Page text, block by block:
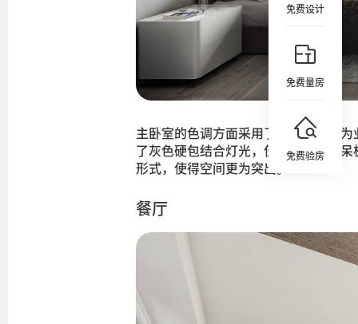
免费设计
免费量房
免费验房
主卧室的色调方面采用了灰色调，因
了灰色硬包结合灯光，使得背景不再
形式，使得空间更为突出。
餐厅